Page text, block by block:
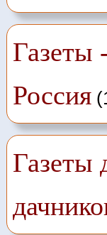
Газеты
Россия
Газеты